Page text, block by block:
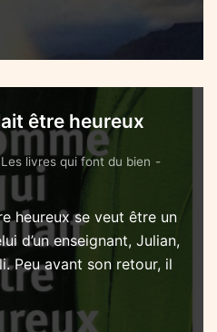
être heureux
Les livres qui font du bien
heureux se veut être un
d’un enseignant, Julian,
Peu avant son retour, il